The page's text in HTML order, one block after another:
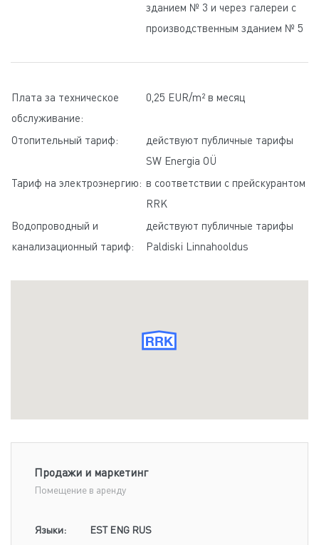
зданием № 3 и через галереи с
производственным зданием № 5
Плата за техническое
обслуживание:
0,25 EUR/m² в месяц
Отопительный тариф:
действуют публичные тарифы
SW Energia OÜ
Тариф на электроэнергию: в соответствии с прейскурантом
RRK
Водопроводный и
канализационный тариф:
действуют публичные тарифы
Paldiski Linnahooldus
Продажи и маркетинг
Помещение в аренду
Языки:
EST ENG RUS